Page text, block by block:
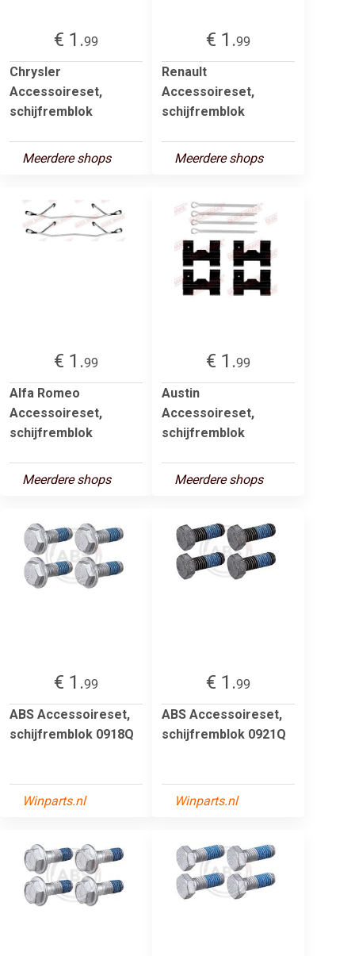
€ 1.99
Chrysler
Accessoireset,
schijfremblok
Meerdere shops
€ 1.99
Renault
Accessoireset,
schijfremblok
Meerdere shops
€ 1.99
Alfa Romeo
Accessoireset,
schijfremblok
Meerdere shops
€ 1.99
Austin
Accessoireset,
schijfremblok
Meerdere shops
€ 1.99
ABS Accessoireset,
schijfremblok 0918Q
Winparts.nl
€ 1.99
ABS Accessoireset,
schijfremblok 0921Q
Winparts.nl